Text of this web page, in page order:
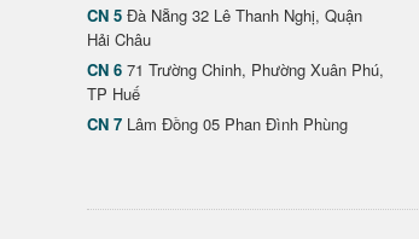
CN 5 Đà Nẵng 32 Lê Thanh Nghị, Quận
Hải Châu
CN 6 71 Trường Chinh, Phường Xuân Phú,
TP Huế
CN 7 Lâm Đồng 05 Phan Đình Phùng